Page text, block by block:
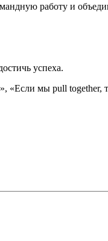
работу и
успеха.
«Если мы pull together,